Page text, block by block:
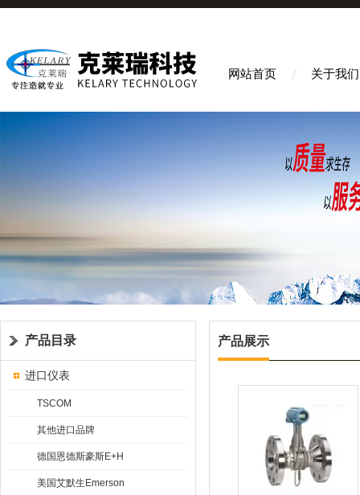
网站首页 关于我们
产品目录
进口仪表
TSCOM
其他进口品牌
德国恩德斯豪斯E+H
美国艾默生Emerson
产品展示